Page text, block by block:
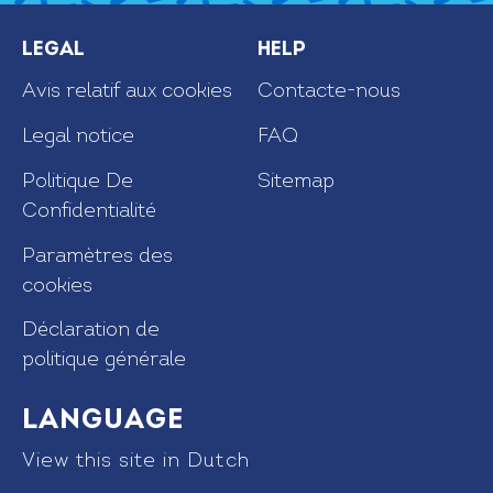
Legal
Avis relatif aux cookies
Legal notice
Politique De
Confidentialité
Paramètres des
cookies
Déclaration de
politique générale
Help
Contacte-nous
FAQ
Sitemap
Language
View this site in Dutch